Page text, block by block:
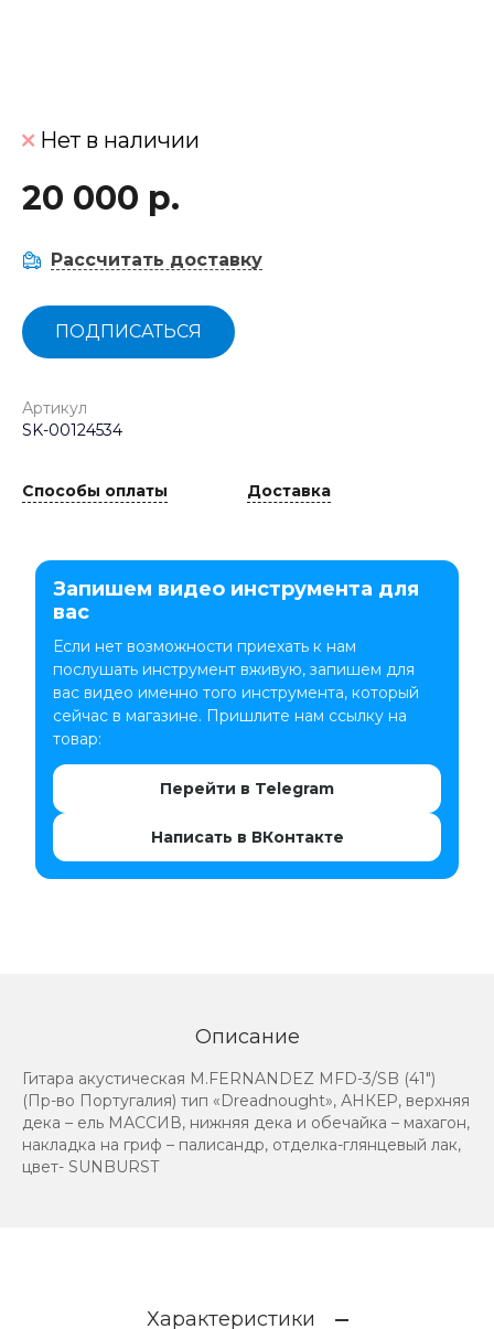
Нет в наличии
20 000 р.
Рассчитать доставку
ПОДПИСАТЬСЯ
Артикул
SK-00124534
Способы оплаты Доставка
Запишем видео инструмента для
вас
Если нет возможности приехать к нам
послушать инструмент вживую, запишем для
вас видео именно того инструмента, который
сейчас в магазине. Пришлите нам ссылку на
товар:
Перейти в Telegram
Написать в ВКонтакте
Описание
Гитара акустическая М.FERNANDEZ MFD-3/SB (41")
(Пр-во Португалия) тип «Dreadnought», АНКЕР, верхняя
дека – ель МАССИВ, нижняя дека и обечайка – махагон,
накладка на гриф – палисандр, отделка-глянцевый лак,
цвет- SUNBURST
Характеристики